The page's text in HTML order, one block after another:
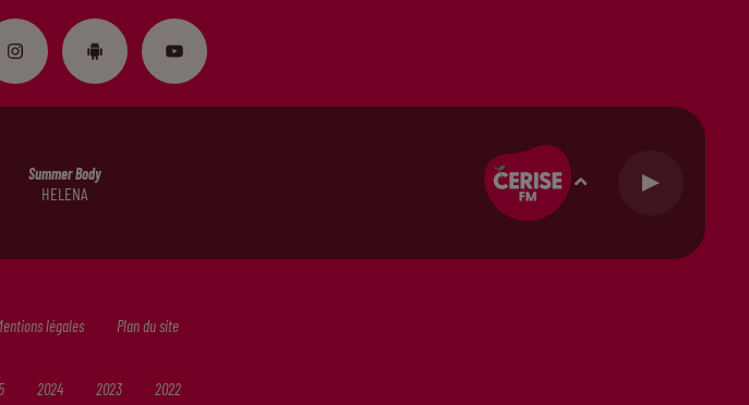
Summer Body
HELENA
légales Plan du site
2024 2023 2022